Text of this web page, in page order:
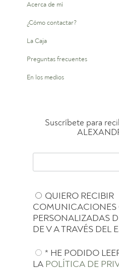
Acerca de mí
¿Cómo contactar?
La Caja
Preguntas frecuentes
En los medios
Suscríbete para
QUIERO RECIBIR
COMUNICACIONES
PERSONALIZADAS
DE V A TRAVÉS DEL
* HE PODIDO
LA POLÍTICA DE